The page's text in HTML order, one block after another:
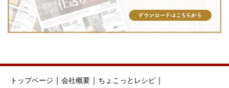
トップページ ｜ 会社概要 ｜ ちょこっとレシピ ｜